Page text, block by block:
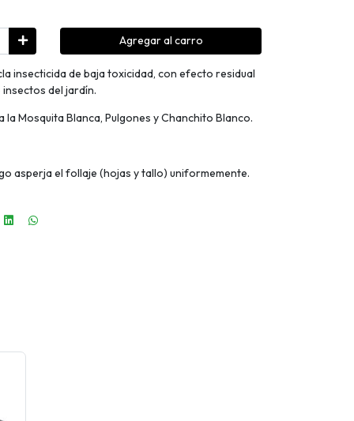
Agregar al carro
insecticida de baja toxicidad, con efecto residual
del jardín.
Mosquita Blanca, Pulgones y Chanchito Blanco.
asperja el follaje (hojas y tallo) uniformemente.